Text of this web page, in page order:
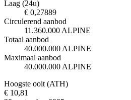
Laag (24u)
€ 0,27889
Circulerend aanbod
11.360.000 ALPINE
Totaal aanbod
40.000.000 ALPINE
Maximaal aanbod
40.000.000 ALPINE
Hoogste ooit (ATH)
€ 10,81